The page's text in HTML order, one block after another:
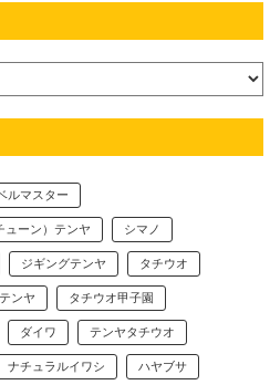
ルマスター
ューン）テンヤ シマノ
ジギングテンヤ タチウオ
ンヤ タチウオ甲子園
ダイワ テンヤタチウオ
ナチュラルイワシ ハヤブサ